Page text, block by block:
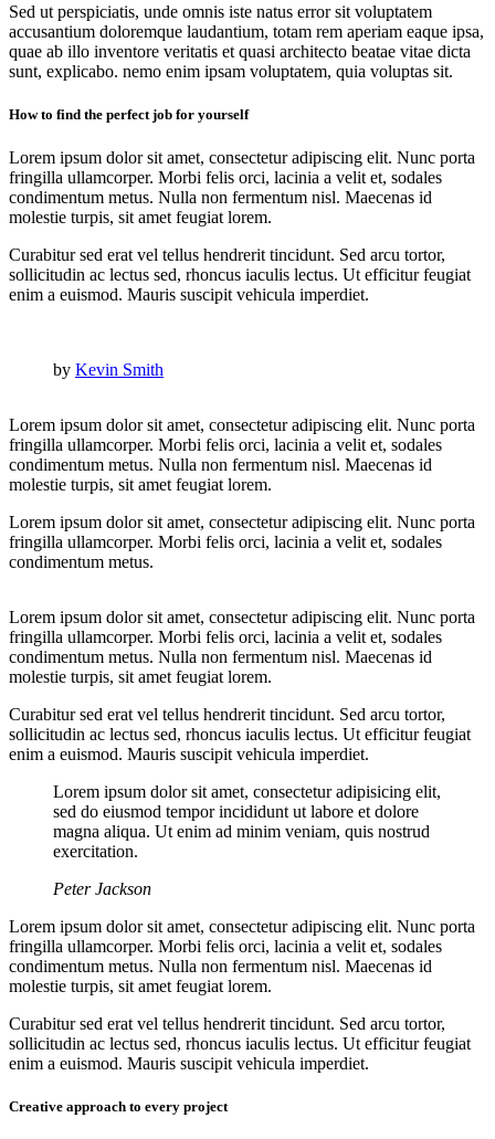
Sed ut perspiciatis, unde omnis iste natus error sit voluptatem
accusantium doloremque laudantium, totam rem aperiam eaque ipsa,
quae ab illo inventore veritatis et quasi architecto beatae vitae dicta
sunt, explicabo. nemo enim ipsam voluptatem, quia voluptas sit.
How to find the perfect job for yourself
Lorem ipsum dolor sit amet, consectetur adipiscing elit. Nunc porta
fringilla ullamcorper. Morbi felis orci, lacinia a velit et, sodales
condimentum metus. Nulla non fermentum nisl. Maecenas id
molestie turpis, sit amet feugiat lorem.
Curabitur sed erat vel tellus hendrerit tincidunt. Sed arcu tortor,
sollicitudin ac lectus sed, rhoncus iaculis lectus. Ut efficitur feugiat
enim a euismod. Mauris suscipit vehicula imperdiet.
by Kevin Smith
Lorem ipsum dolor sit amet, consectetur adipiscing elit. Nunc porta
fringilla ullamcorper. Morbi felis orci, lacinia a velit et, sodales
condimentum metus. Nulla non fermentum nisl. Maecenas id
molestie turpis, sit amet feugiat lorem.
Lorem ipsum dolor sit amet, consectetur adipiscing elit. Nunc porta
fringilla ullamcorper. Morbi felis orci, lacinia a velit et, sodales
condimentum metus.
Lorem ipsum dolor sit amet, consectetur adipiscing elit. Nunc porta
fringilla ullamcorper. Morbi felis orci, lacinia a velit et, sodales
condimentum metus. Nulla non fermentum nisl. Maecenas id
molestie turpis, sit amet feugiat lorem.
Curabitur sed erat vel tellus hendrerit tincidunt. Sed arcu tortor,
sollicitudin ac lectus sed, rhoncus iaculis lectus. Ut efficitur feugiat
enim a euismod. Mauris suscipit vehicula imperdiet.
Lorem ipsum dolor sit amet, consectetur adipisicing elit,
sed do eiusmod tempor incididunt ut labore et dolore
magna aliqua. Ut enim ad minim veniam, quis nostrud
exercitation.
Peter Jackson
Lorem ipsum dolor sit amet, consectetur adipiscing elit. Nunc porta
fringilla ullamcorper. Morbi felis orci, lacinia a velit et, sodales
condimentum metus. Nulla non fermentum nisl. Maecenas id
molestie turpis, sit amet feugiat lorem.
Curabitur sed erat vel tellus hendrerit tincidunt. Sed arcu tortor,
sollicitudin ac lectus sed, rhoncus iaculis lectus. Ut efficitur feugiat
enim a euismod. Mauris suscipit vehicula imperdiet.
Creative approach to every project